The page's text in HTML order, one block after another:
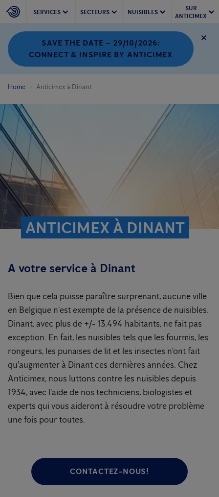
SERVICES SECTEURS NUISIBLES
SUR
ANTICIMEX
SAVE THE DATE – 29/10/2026:
CONNECT & INSPIRE BY ANTICIMEX
Home Anticimex à Dinant
ANTICIMEX À DINANT
A votre service à Dinant
Bien que cela puisse paraître surprenant, aucune ville
en Belgique n'est exempte de la présence de nuisibles.
Dinant, avec plus de +/- 13.494 habitants, ne fait pas
exception. En fait, les nuisibles tels que les fourmis, les
rongeurs, les punaises de lit et les insectes n'ont fait
qu'augmenter à Dinant ces dernières années. Chez
Anticimex, nous luttons contre les nuisibles depuis
1934, avec l'aide de nos techniciens, biologistes et
experts qui vous aideront à résoudre votre problème
une fois pour toutes.
CONTACTEZ-NOUS!